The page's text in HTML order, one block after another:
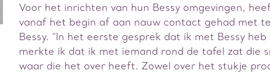
Voor het inrichten van hun Bessy omgevingen,
vanaf het begin af aan nauw contact gehad met
Bessy. "In het eerste gesprek dat ik met Bessy heb
merkte ik dat ik met iemand rond de tafel zat die
waar die het over heeft. Zowel over het stukje